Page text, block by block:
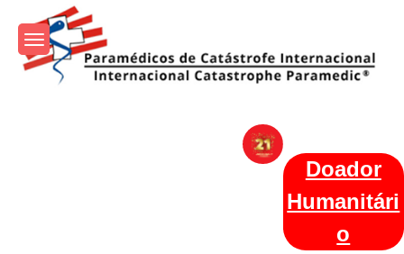
content
Internacional
Doador
Humanitári
o